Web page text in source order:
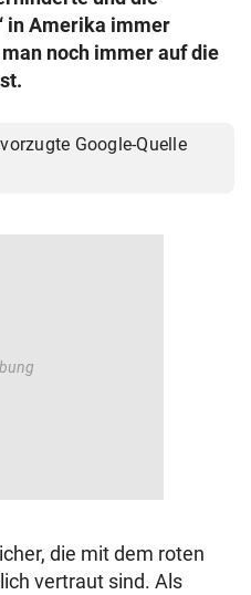
in Amerika immer
noch immer auf die
Google-Quelle
die mit dem roten
vertraut sind. Als